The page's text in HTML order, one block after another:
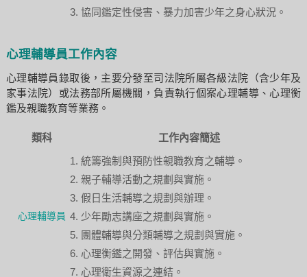
協同鑑定性侵害、暴力加害少年之身心狀況。
心理輔導員工作內容
心理輔導員錄取後，主要分發至司法院所屬各級法院（含少年及
家事法院）或法務部所屬機關，負責執行個案心理輔導、心理衡
鑑及親職教育等業務。
類科 工作內容簡述
心理輔導員
統籌強制與預防性親職教育之輔導。
親子輔導活動之規劃與實施。
假日生活輔導之規劃與辦理。
少年勵志講座之規劃與實施。
團體輔導與分類輔導之規劃與實施。
心理衡鑑之開發、評估與實施。
心理衛生資源之連結。